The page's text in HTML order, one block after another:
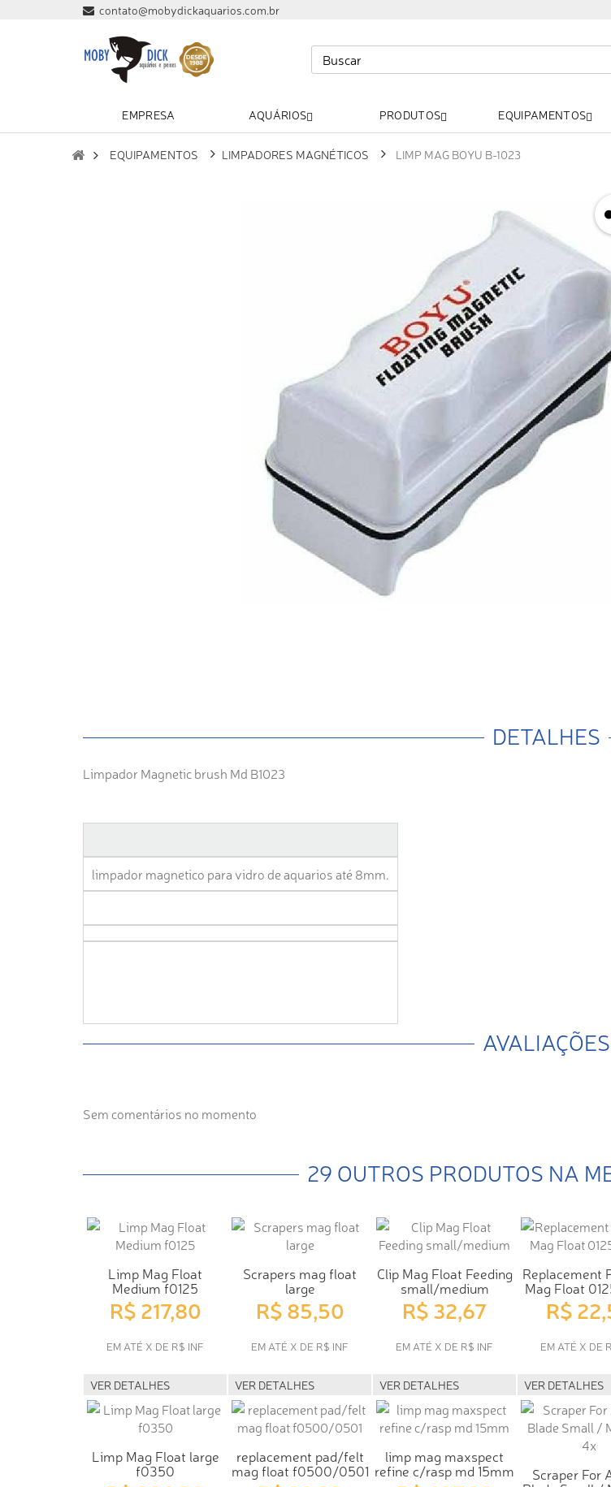
contato@mobydickaquarios.com.br
EMPRESA AQUÁRIOS PRODUTOS EQUIPAMENTOS
EQUIPAMENTOS LIMPADORES MAGNÉTICOS LIMP MAG BOYU B-1023
DETALHES
Limpador Magnetic brush Md B1023
limpador magnetico para vidro de aquarios até 8mm.
AVALIAÇÕES
Sem comentários no momento
29 OUTROS PRODUTOS NA
Limp Mag Float
Medium f0125
R$ 217,80
EM ATÉ X DE R$ INF
VER DETALHES
Scrapers mag float
large
R$ 85,50
EM ATÉ X DE R$ INF
VER DETALHES
Clip Mag Float Feeding
small/medium
R$ 32,67
EM ATÉ X DE R$ INF
VER DETALHES
Replacement
Mag Float
R$
EM ATÉ X DE
VER DETALHES
Limp Mag Float large
f0350
replacement pad/felt
mag float f0500/0501
limp mag maxspect
refine c/rasp md 15mm Scraper For